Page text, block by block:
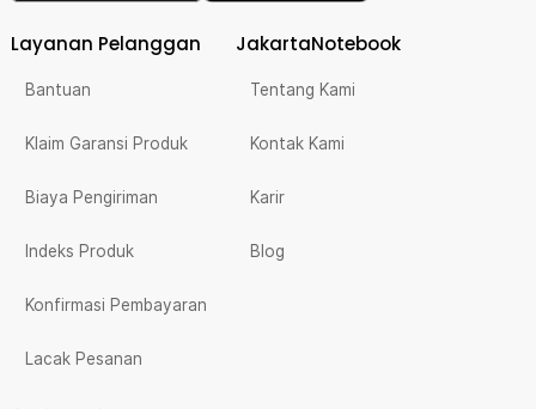
Layanan Pelanggan
Bantuan
Klaim Garansi Produk
Biaya Pengiriman
Indeks Produk
Konfirmasi Pembayaran
Lacak Pesanan
JakartaNotebook
Tentang Kami
Kontak Kami
Karir
Blog